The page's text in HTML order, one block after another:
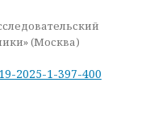
(Москва)
2025-1-397-400